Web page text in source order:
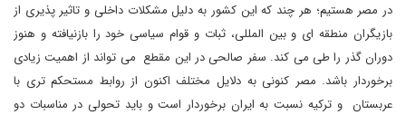
در مصر هستیم؛ هر چند که این کشور به دلیل مشکلات داخلی و تاثیر پذیری از
بازیگران منطقه ای و بین المللی، ثبات و قوام سیاسی خود را بازنیافته و هنوز
دوران گذر را طی می کند. سفر صالحی در این مقطع می تواند از اهمیت زیادی
برخوردار باشد. مصر کنونی به دلایل مختلف اکنون از روابط مستحکم تری با
عربستان و ترکیه نسبت به ایران برخوردار است و باید تحولی در مناسبات دو